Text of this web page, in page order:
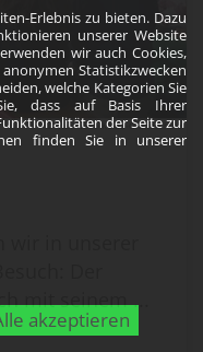
Erlebnis zu bieten. Dazu
unserer Website
wir auch Cookies,
Statistikzwecken
welche Kategorien Sie
dass auf Basis Ihrer
der Seite zur
finden Sie in unserer
akzeptieren
© Maximilian-Kolbe-Grundschule
in unserer
Der
mit seinem ...